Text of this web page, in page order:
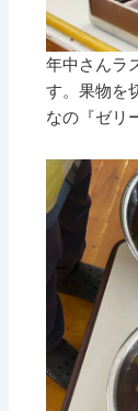
年中さんラ
す。果物を
なの『ゼリ